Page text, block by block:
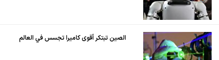
الصين تبتكر أقوى كاميرا تجسس في العالم